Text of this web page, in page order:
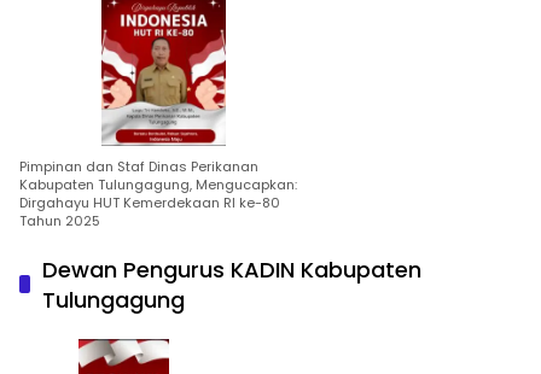
Pimpinan dan Staf Dinas Perikanan
Kabupaten Tulungagung, Mengucapkan:
Dirgahayu HUT Kemerdekaan RI ke-80
Tahun 2025
Dewan Pengurus KADIN Kabupaten
Tulungagung